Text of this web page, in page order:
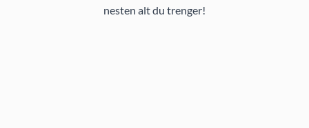
nesten alt du trenger!